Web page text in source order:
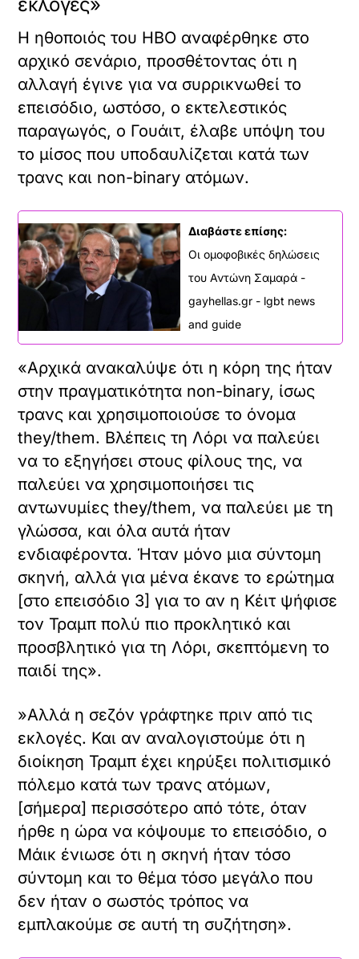
Η ηθοποιός του HBO αναφέρθηκε στο
αρχικό σενάριο, προσθέτοντας ότι η
αλλαγή έγινε για να συρρικνωθεί το
επεισόδιο, ωστόσο, ο εκτελεστικός
παραγωγός, ο Γουάιτ, έλαβε υπόψη του
το μίσος που υποδαυλίζεται κατά των
τρανς και non-binary ατόμων.
Διαβάστε επίσης:
Οι ομοφοβικές δηλώσεις
του Αντώνη Σαμαρά -
gayhellas.gr - lgbt news
and guide
«Αρχικά ανακαλύψε ότι η κόρη της ήταν
στην πραγματικότητα non-binary, ίσως
τρανς και χρησιμοποιούσε το όνομα
they/them. Βλέπεις τη Λόρι να παλεύει
να το εξηγήσει στους φίλους της, να
παλεύει να χρησιμοποιήσει τις
αντωνυμίες they/them, να παλεύει με τη
γλώσσα, και όλα αυτά ήταν
ενδιαφέροντα. Ήταν μόνο μια σύντομη
σκηνή, αλλά για μένα έκανε το ερώτημα
[στο επεισόδιο 3] για το αν η Κέιτ ψήφισε
τον Τραμπ πολύ πιο προκλητικό και
προσβλητικό για τη Λόρι, σκεπτόμενη το
παιδί της».
»Αλλά η σεζόν γράφτηκε πριν από τις
εκλογές. Και αν αναλογιστούμε ότι η
διοίκηση Τραμπ έχει κηρύξει πολιτισμικό
πόλεμο κατά των τρανς ατόμων,
[σήμερα] περισσότερο από τότε, όταν
ήρθε η ώρα να κόψουμε το επεισόδιο, ο
Μάικ ένιωσε ότι η σκηνή ήταν τόσο
σύντομη και το θέμα τόσο μεγάλο που
δεν ήταν ο σωστός τρόπος να
εμπλακούμε σε αυτή τη συζήτηση».